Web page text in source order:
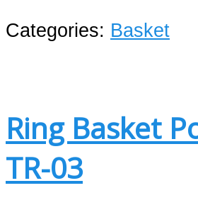
Categories: Basket
Ring Basket
TR-03